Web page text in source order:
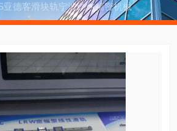
亚德客滑块轨宁波劲尔精密机械